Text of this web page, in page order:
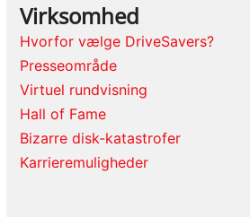
Virksomhed
Hvorfor vælge DriveSavers?
Presseområde
Virtuel rundvisning
Hall of Fame
Bizarre disk-katastrofer
Karrieremuligheder